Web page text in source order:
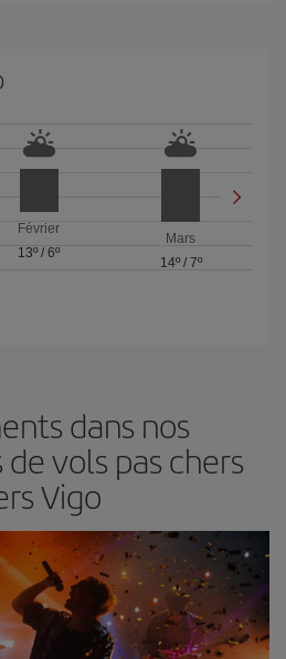
Février
13º / 6º
Mars
14º/ 7º
dans nos
vols pas chers
Vigo